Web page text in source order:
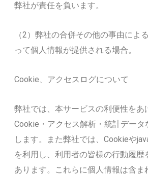
弊社が責任を負います。
（2）弊社の合併その他の事由によ
って個人情報が提供される場合。
Cookie、アクセスログについて
弊社では、本サービスの利便性をあ
Cookie・アクセス解析・統計データ
します。また弊社では、Cookieや
を利用し、利用者の皆様の行動履歴
あります。これらに個人情報は含ま